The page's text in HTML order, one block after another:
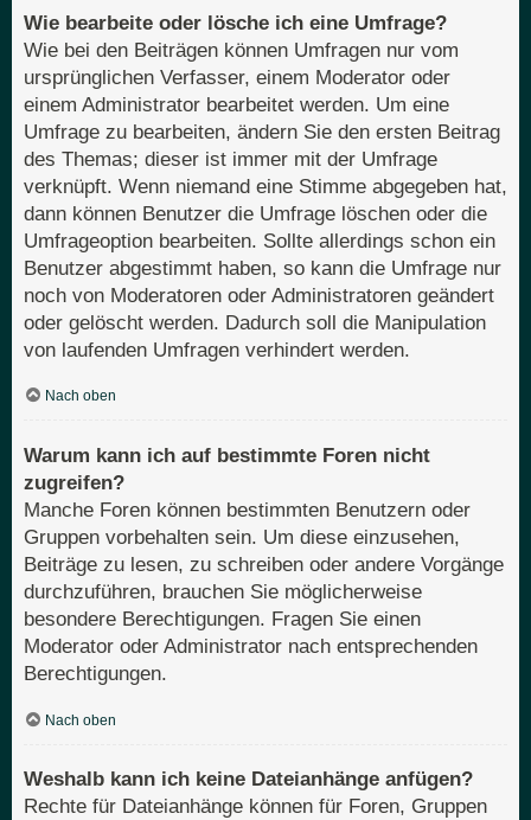
Wie bearbeite oder lösche ich eine Umfrage?
Wie bei den Beiträgen können Umfragen nur vom
ursprünglichen Verfasser, einem Moderator oder
einem Administrator bearbeitet werden. Um eine
Umfrage zu bearbeiten, ändern Sie den ersten Beitrag
des Themas; dieser ist immer mit der Umfrage
verknüpft. Wenn niemand eine Stimme abgegeben hat,
dann können Benutzer die Umfrage löschen oder die
Umfrageoption bearbeiten. Sollte allerdings schon ein
Benutzer abgestimmt haben, so kann die Umfrage nur
noch von Moderatoren oder Administratoren geändert
oder gelöscht werden. Dadurch soll die Manipulation
von laufenden Umfragen verhindert werden.
Nach oben
Warum kann ich auf bestimmte Foren nicht
zugreifen?
Manche Foren können bestimmten Benutzern oder
Gruppen vorbehalten sein. Um diese einzusehen,
Beiträge zu lesen, zu schreiben oder andere Vorgänge
durchzuführen, brauchen Sie möglicherweise
besondere Berechtigungen. Fragen Sie einen
Moderator oder Administrator nach entsprechenden
Berechtigungen.
Nach oben
Weshalb kann ich keine Dateianhänge anfügen?
Rechte für Dateianhänge können für Foren, Gruppen